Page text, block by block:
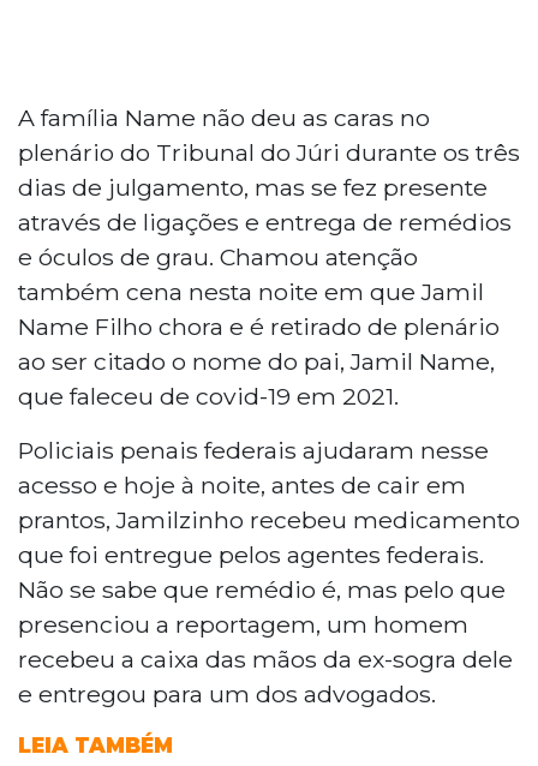
A família Name não deu as caras no
plenário do Tribunal do Júri durante os três
dias de julgamento, mas se fez presente
através de ligações e entrega de remédios
e óculos de grau. Chamou atenção
também cena nesta noite em que Jamil
Name Filho chora e é retirado de plenário
ao ser citado o nome do pai, Jamil Name,
que faleceu de covid-19 em 2021.
Policiais penais federais ajudaram nesse
acesso e hoje à noite, antes de cair em
prantos, Jamilzinho recebeu medicamento
que foi entregue pelos agentes federais.
Não se sabe que remédio é, mas pelo que
presenciou a reportagem, um homem
recebeu a caixa das mãos da ex-sogra dele
e entregou para um dos advogados.
LEIA TAMBÉM